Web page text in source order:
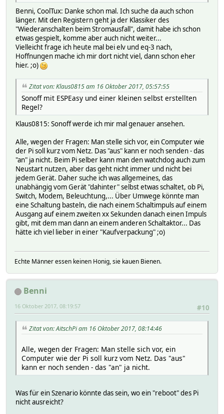
Benni, CoolTux: Danke schon mal. Ich suche da auch schon
länger. Mit den Registern geht ja der Klassiker des
"Wiederanschalten beim Stromausfall", damit habe ich schon
etwas gespielt, komme aber auch nicht weiter...
Vielleicht frage ich heute mal bei elv und eq-3 nach,
Hoffnungen mache ich mir dort nicht viel, dann schon eher
hier. ;o)
Zitat von: Klaus0815 am 16 Oktober 2017, 05:57:55
Sonoff mit ESPEasy und einer kleinen selbst erstellten
Regel?
Klaus0815: Sonoff werde ich mir mal genauer ansehen.
Alle, wegen der Fragen: Man stelle sich vor, ein Computer wie
der Pi soll kurz vom Netz. Das "aus" kann er noch senden - das
"an" ja nicht. Beim Pi selber kann man den watchdog auch zum
Neustart nutzen, aber das geht nicht immer und nicht bei
jedem Gerät. Daher suche ich was allgemeines, das
unabhängig vom Gerät "dahinter" selbst etwas schaltet, ob Pi,
Switch, Modem, Beleuchtung,... Über Umwege könnte man
eine Schaltung basteln, die nach einem Schaltimpuls auf einem
Ausgang auf einem zweiten xx Sekunden danach einen Impuls
gibt, mit dem man dann an einem anderen Schaltaktor... Das
hätte ich viel lieber in einer "Kaufverpackung" ;o)
Echte Männer essen keinen Honig, sie kauen Bienen.
Benni
#10
16 Oktober 2017, 08:19:57
Zitat von: AitschPi am 16 Oktober 2017, 08:14:46
Alle, wegen der Fragen: Man stelle sich vor, ein
Computer wie der Pi soll kurz vom Netz. Das "aus"
kann er noch senden - das "an" ja nicht.
Was für ein Szenario könnte das sein, wo ein "reboot" des Pi
nicht ausreicht?